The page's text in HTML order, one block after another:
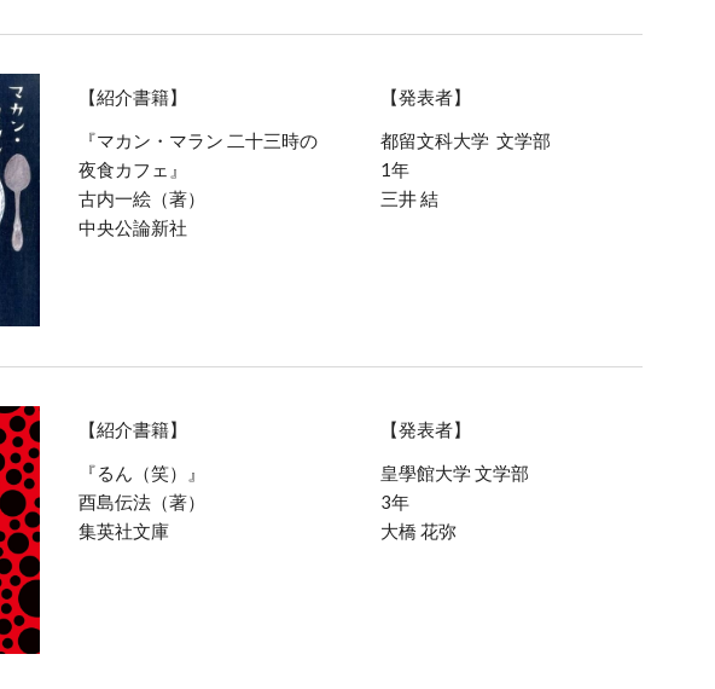
【紹介書籍】
『マカン・マラン 二十三時の
夜食カフェ』
古内一絵（著）
中央公論新社
【発表者】
都留文科大学 文学部
1年
三井結
【紹介書籍】
『るん（笑）』
酉島伝法（著）
集英社文庫
【発表者】
皇學館大学 文学部
3年
大橋 花弥